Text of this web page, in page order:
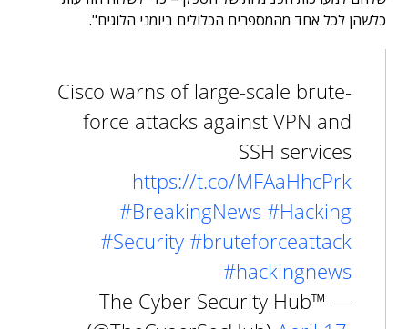
כלשהן לכל אחד מהמספרים הכלולים ביומני הלוגים".
Cisco warns of large-scale brute-
force attacks against VPN and
SSH services
https://t.co/MFAaHhcPrk
#BreakingNews #Hacking
#Security #bruteforceattack
#hackingnews
— The Cyber Security Hub™